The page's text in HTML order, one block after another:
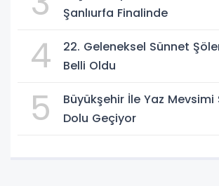
Şanlıurfa Finalinde
4
22. Geleneksel Sünnet
Belli Oldu
5
Büyükşehir İle Yaz
Dolu Geçiyor